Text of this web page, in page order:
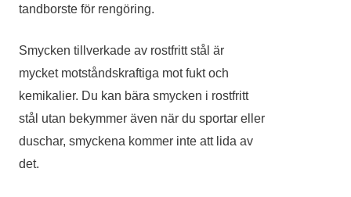
tandborste för rengöring.
Smycken tillverkade av rostfritt stål är
mycket motståndskraftiga mot fukt och
kemikalier. Du kan bära smycken i rostfritt
stål utan bekymmer även när du sportar eller
duschar, smyckena kommer inte att lida av
det.